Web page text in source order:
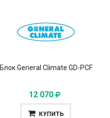
Блок General Climate GD-PCF
12 070
КУПИТЬ